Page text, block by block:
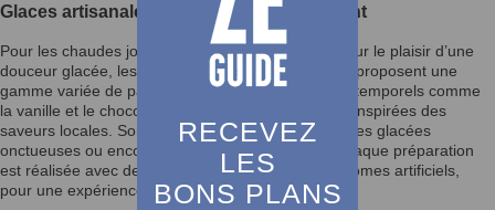
RECEVEZ
LES
BONS PLANS
Glaces artisanales : Un plaisir rafraîchissant
Pour les chaudes journées d’été ou simplement pour le plaisir d’une
douceur glacée, les glaciers duBassin d’Arcachon
proposent une
gamme variée de parfums, allant des classiques intemporels comme
la vanille et le chocolat aux créations audacieuses inspirées des
saveurs locales. Sorbets aux fruits de saison, crèmes glacées
onctueuses ou encore granités rafraîchissants : chaque préparation
est réalisée avec des ingrédients naturels, sans arômes artificiels,
pour une expérience authentique et savoureuse.